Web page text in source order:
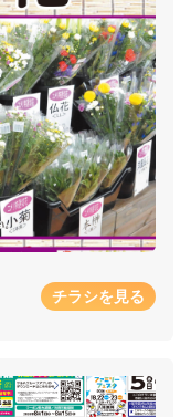
チラシを見る